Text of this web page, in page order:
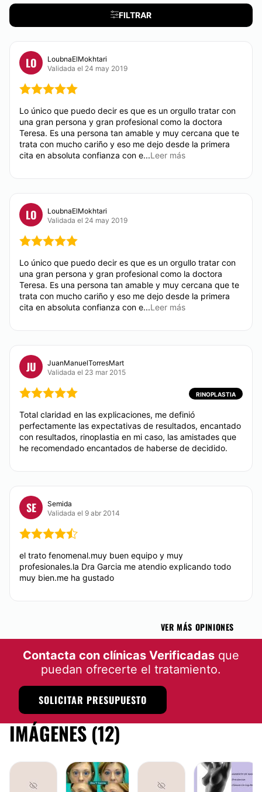
Tarjeta de Crédito/Débito
Efectivo
CIRUGÍA ÍNTIMA
DERMATOLOGÍA
Corrección cicatrices
CIRUGÍA ESTÉTICA
oculta en la primera línea del pelo.
CONTACTAR
FILTRAR
LO
LoubnaElMokhtari
Validada el 24 may 2019
Lo único que puedo decir es que es un orgullo tratar con
una gran persona y gran profesional como la doctora
Teresa. Es una persona tan amable y muy cercana que te
trata con mucho cariño y eso me dejo desde la primera
cita en absoluta confianza con e...Leer más
LO
LoubnaElMokhtari
Validada el 24 may 2019
Lo único que puedo decir es que es un orgullo tratar con
una gran persona y gran profesional como la doctora
Teresa. Es una persona tan amable y muy cercana que te
trata con mucho cariño y eso me dejo desde la primera
cita en absoluta confianza con e...Leer más
JU
JuanManuelTorresMart
Validada el 23 mar 2015
RINOPLASTIA
Total claridad en las explicaciones, me definió
perfectamente las expectativas de resultados, encantado
con resultados, rinoplastia en mi caso, las amistades que
he recomendado encantados de haberse de decidido.
SE
Semida
Validada el 9 abr 2014
el trato fenomenal.muy buen equipo y muy
profesionales.la Dra Garcia me atendio explicando todo
muy bien.me ha gustado
VER MÁS OPINIONES
Contacta con clínicas Verificadas que
puedan ofrecerte el tratamiento.
SOLICITAR PRESUPUESTO
IMÁGENES (12)